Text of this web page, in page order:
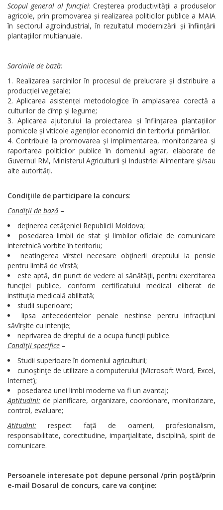
Scopul general al funcţiei: Creșterea productivității a produselor
agricole, prin promovarea și realizarea politicilor publice a MAIA
în sectorul agroindustrial, în rezultatul modernizării și înființării
plantațiilor multianuale.
Sarcinile de bază:
Realizarea sarcinilor în procesul de prelucrare și distribuire a
producției vegetale;
Aplicarea asistenței metodologice în amplasarea corectă a
culturilor de cîmp și legume;
Aplicarea ajutorului la proiectarea și înființarea plantațiilor
pomicole și viticole agenților economici din teritoriul primăriilor.
Contribuie la promovarea și implimentarea, monitorizarea și
raportarea politicilor publice în domeniul agrar, elaborate de
Guvernul RM, Ministerul Agriculturii și Industriei Alimentare și/sau
alte autorități.
Condiţiile de participare la concurs:
Condiţii de bază –
deţinerea cetăţeniei Republicii Moldova;
posedarea limbii de stat şi limbilor oficiale de comunicare
interetnică vorbite în teritoriu;
neatingerea vîrstei necesare obţinerii dreptului la pensie
pentru limită de vîrstă;
este aptă, din punct de vedere al sănătăţii, pentru exercitarea
funcţiei publice, conform certificatului medical eliberat de
instituţia medicală abilitată;
studii superioare;
lipsa antecedentelor penale nestinse pentru infracţiuni
săvîrşite cu intenţie;
neprivarea de dreptul de a ocupa funcţii publice.
Condiţii specifice –
Studii superioare în domeniul agriculturii;
cunoştinţe de utilizare a computerului (Microsoft Word, Excel,
Internet);
posedarea unei limbi moderne va fi un avantaj;
Aptitudini: de planificare, organizare, coordonare, monitorizare,
control, evaluare;
Atitudini: respect faţă de oameni, profesionalism,
responsabilitate, corectitudine, imparţialitate, disciplină, spirit de
comunicare.
Persoanele interesate pot depune personal /prin poştă/prin
e-mail Dosarul de concurs, care va conţine: